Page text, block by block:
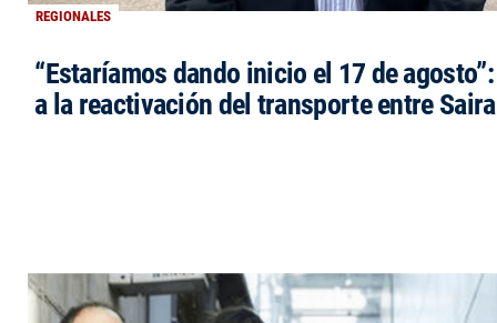
REGIONALES
“Estaríamos dando inicio el 17 de
a la reactivación del transporte entre